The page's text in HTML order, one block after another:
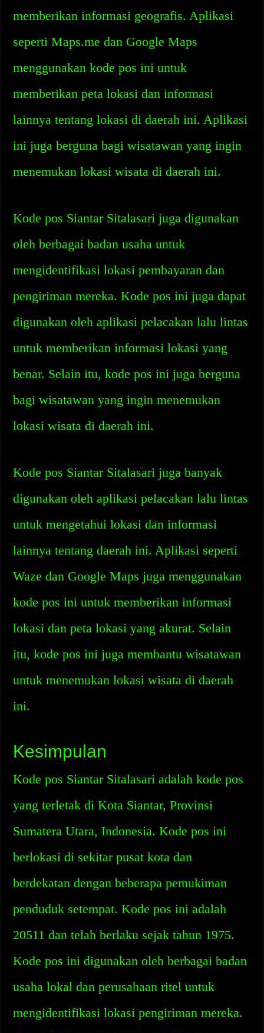
memberikan informasi geografis. Aplikasi
seperti Maps.me dan Google Maps
menggunakan kode pos ini untuk
memberikan peta lokasi dan informasi
lainnya tentang lokasi di daerah ini. Aplikasi
ini juga berguna bagi wisatawan yang ingin
menemukan lokasi wisata di daerah ini.
Kode pos Siantar Sitalasari juga digunakan
oleh berbagai badan usaha untuk
mengidentifikasi lokasi pembayaran dan
pengiriman mereka. Kode pos ini juga dapat
digunakan oleh aplikasi pelacakan lalu lintas
untuk memberikan informasi lokasi yang
benar. Selain itu, kode pos ini juga berguna
bagi wisatawan yang ingin menemukan
lokasi wisata di daerah ini.
Kode pos Siantar Sitalasari juga banyak
digunakan oleh aplikasi pelacakan lalu lintas
untuk mengetahui lokasi dan informasi
lainnya tentang daerah ini. Aplikasi seperti
Waze dan Google Maps juga menggunakan
kode pos ini untuk memberikan informasi
lokasi dan peta lokasi yang akurat. Selain
itu, kode pos ini juga membantu wisatawan
untuk menemukan lokasi wisata di daerah
ini.
Kesimpulan
Kode pos Siantar Sitalasari adalah kode pos
yang terletak di Kota Siantar, Provinsi
Sumatera Utara, Indonesia. Kode pos ini
berlokasi di sekitar pusat kota dan
berdekatan dengan beberapa pemukiman
penduduk setempat. Kode pos ini adalah
20511 dan telah berlaku sejak tahun 1975.
Kode pos ini digunakan oleh berbagai badan
usaha lokal dan perusahaan ritel untuk
mengidentifikasi lokasi pengiriman mereka.